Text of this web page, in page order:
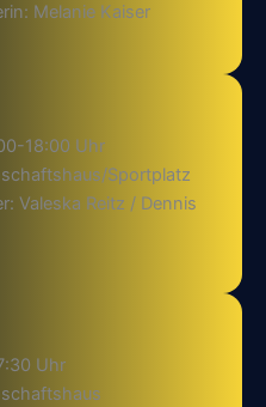
Melanie Kaiser
18:00 Uhr
Sportplatz
Valeska Reitz / Dennis
Uhr